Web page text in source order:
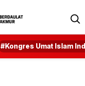
#Kongres Umat Islam